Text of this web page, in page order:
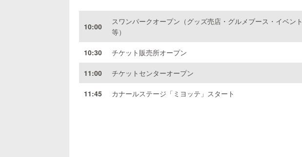
10:00
スワンパークオープン（グッズ売店・グルメブース・イベント
等）
10:30 チケット販売所オープン
11:00 チケットセンターオープン
11:45 カナールステージ「ミヨッテ」スタート